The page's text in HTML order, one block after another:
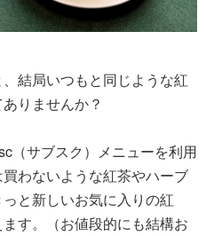
結局いつもと同じような紅
りませんか？
（サブスク）メニューを利用
わないような紅茶やハーブ
と新しいお気に入りの紅
す。（お値段的にも結構お